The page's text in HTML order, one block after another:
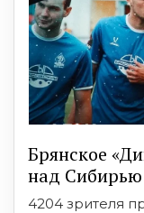
Брянское
над Сибирью
4204 зрителя